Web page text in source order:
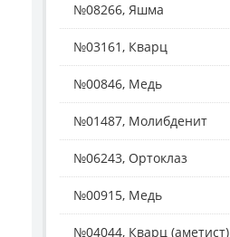
№08266, Яшма
№03161, Кварц
№00846, Медь
№01487, Молибденит
№06243, Ортоклаз
№00915, Медь
№04044, Кварц (аметист)